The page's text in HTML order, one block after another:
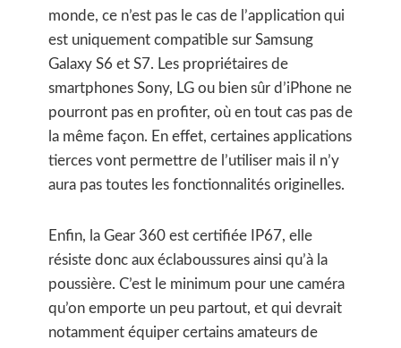
monde, ce n’est pas le cas de l’application qui
est uniquement compatible sur Samsung
Galaxy S6 et S7. Les propriétaires de
smartphones Sony, LG ou bien sûr d’iPhone ne
pourront pas en profiter, où en tout cas pas de
la même façon. En effet, certaines applications
tierces vont permettre de l’utiliser mais il n’y
aura pas toutes les fonctionnalités originelles.
Enfin, la Gear 360 est certifiée IP67, elle
résiste donc aux éclaboussures ainsi qu’à la
poussière. C’est le minimum pour une caméra
qu’on emporte un peu partout, et qui devrait
notamment équiper certains amateurs de